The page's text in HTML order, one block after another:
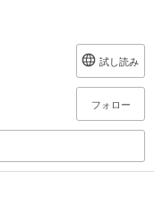
試し読み
フォロー